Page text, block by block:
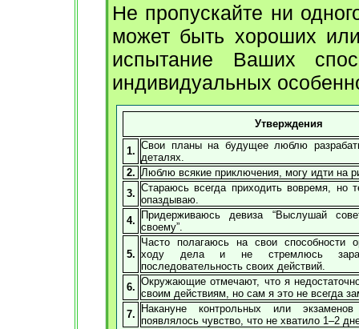
Не пропускайте ни
может быть хороших
испытание Ваших
индивидуальных
Утверждения
1. Свои планы на будущее люблю
деталях.
2. Люблю всякие приключения, могу идти на
3. Стараюсь всегда приходить вовремя, но
опаздываю.
4.
Придерживаюсь девиза “Выслушай
своему”.
5.
Часто полагаюсь на свои способности
ходу дела и не стремлюсь
последовательность своих действий.
6. Окружающие отмечают, что я
своим действиям, но сам я это не всегда
7.
Накануне контрольных или
появлялось чувство, что не хватило 1–2